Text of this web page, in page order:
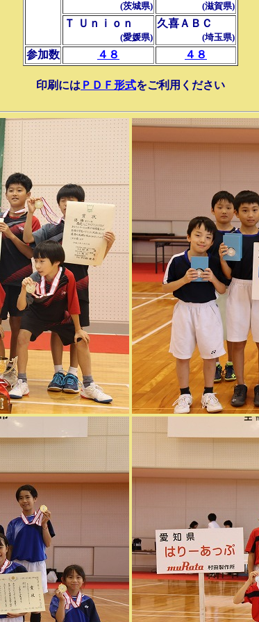
(茨城県) (滋賀県)
Ｔ Ｕｎｉｏｎ
(愛媛県)
久喜ＡＢＣ
(埼玉県)
参加数 ４８ ４８
印刷には ＰＤＦ形式をご利用ください